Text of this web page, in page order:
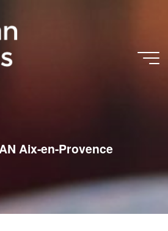
Aix-en-Provence